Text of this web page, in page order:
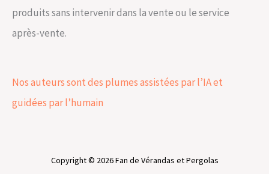
produits sans intervenir dans la vente ou le service
après-vente.
Nos auteurs sont des plumes assistées par l’IA et
guidées par l’humain
Copyright © 2026 Fan de Vérandas et Pergolas